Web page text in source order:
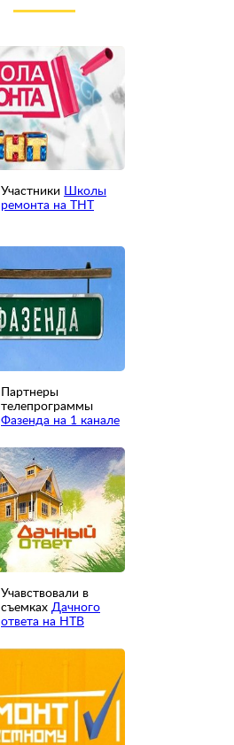
Участники Школы
ремонта на ТНТ
Партнеры
телепрограммы
Фазенда на 1 канале
Учавствовали в
съемках Дачного
ответа на НТВ